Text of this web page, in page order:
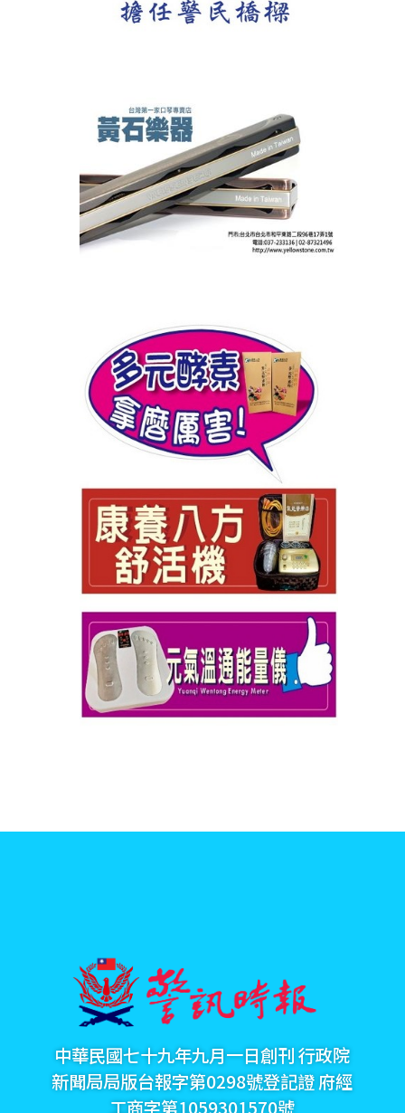
中華民國七十九年九月一日創刊 行政院
新聞局局版台報字第0298號登記證 府經